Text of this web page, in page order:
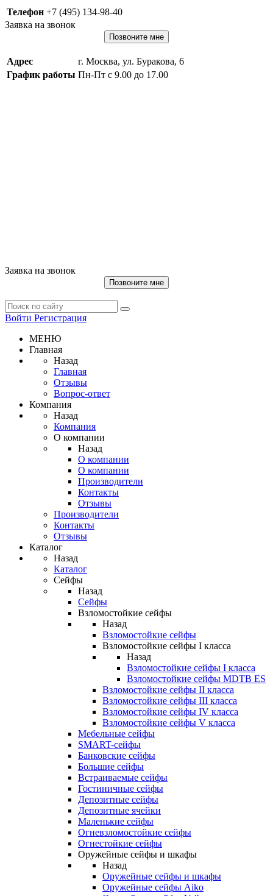
Телефон +7 (495) 134-98-40
Заявка на звонок
Позвоните мне
Адрес
г. Москва, ул. Буракова, 6
График работы Пн-Пт с 9.00 до 17.00
Заявка на звонок
Позвоните мне
Войти Регистрация
МЕНЮ
Главная
Назад
Главная
Отзывы
Вопрос-ответ
Компания
Назад
Компания
О компании
Назад
О компании
О компании
Производители
Контакты
Отзывы
Производители
Контакты
Отзывы
Каталог
Назад
Каталог
Сейфы
Назад
Сейфы
Взломостойкие сейфы
Назад
Взломостойкие сейфы
Взломостойкие сейфы I класса
Назад
Взломостойкие сейфы I класса
Взломостойкие сейфы MDTB ES
Взломостойкие сейфы II класса
Взломостойкие сейфы III класса
Взломостойкие сейфы IV класса
Взломостойкие сейфы V класса
Мебельные сейфы
SMART-сейфы
Банковские сейфы
Большие сейфы
Встраиваемые сейфы
Гостиничные сейфы
Депозитные сейфы
Депозитные ячейки
Маленькие сейфы
Огневзломостойкие сейфы
Огнестойкие сейфы
Оружейные сейфы и шкафы
Назад
Оружейные сейфы и шкафы
Оружейные сейфы Aiko